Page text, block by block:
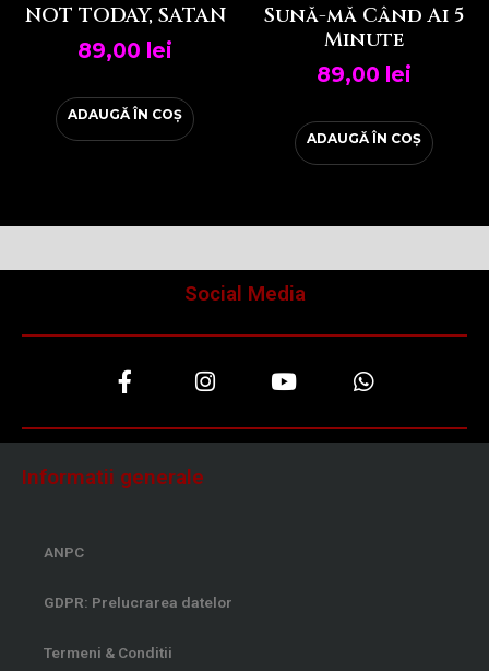
NOT TODAY, SATAN
89,00 lei
ADAUGĂ ÎN COȘ
Sună-mă Când Ai 5
Minute
89,00 lei
ADAUGĂ ÎN COȘ
Social Media
a
e
b
o
o
n
t
a
o
t
u
h
t
s
Informatii generale
ANPC
GDPR: Prelucrarea datelor
Termeni & Conditii